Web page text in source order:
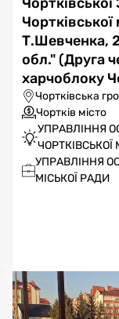
Т.Шевченка,
обл." (Друга
харчоблоку
Чортківська
Чортків місто
УПРАВЛІННЯ
ЧОРТКІВСЬКОЇ
УПРАВЛІННЯ
МІСЬКОЇ РАДИ